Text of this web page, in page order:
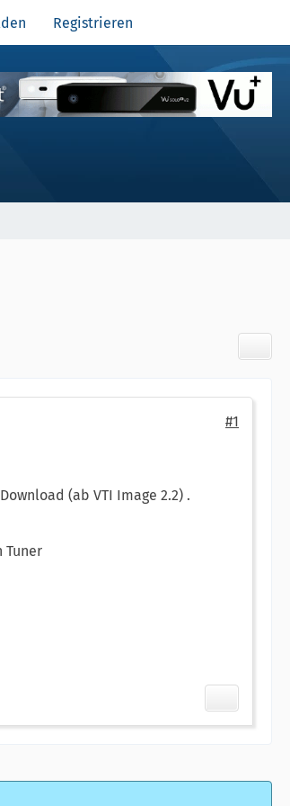
Registrieren
#1
(ab VTI Image 2.2) .
Tuner